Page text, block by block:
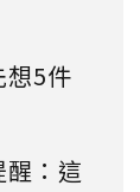
想5件
：這